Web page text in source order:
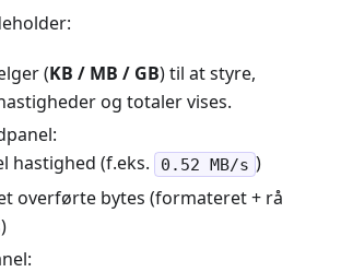
(KB / MB / GB) til at styre,
og totaler vises.
hastighed (f.eks.
0.52 MB/s )
overførte bytes (formateret + rå